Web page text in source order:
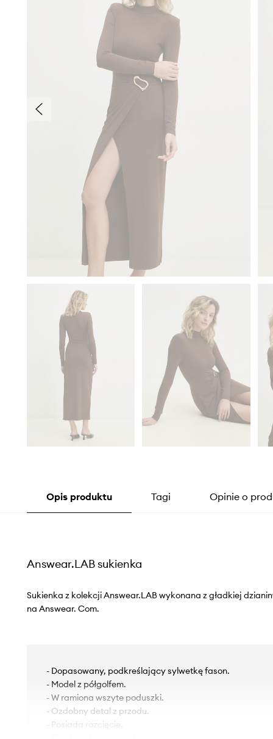
Opis produktu Tagi Opinie o
Answear.LAB sukienka
Sukienka z kolekcji Answear.LAB wykonana z gładkiej
na Answear. Com.
- Dopasowany, podkreślający sylwetkę fason.
- Model z półgolfem.
- W ramiona wszyte poduszki.
- Ozdobny detal z przodu.
- Posiada rozcięcie.